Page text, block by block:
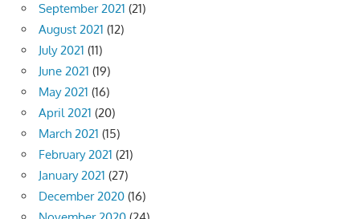
September 2021 (21)
August 2021 (12)
July 2021 (11)
June 2021 (19)
May 2021 (16)
April 2021 (20)
March 2021 (15)
February 2021 (21)
January 2021 (27)
December 2020 (16)